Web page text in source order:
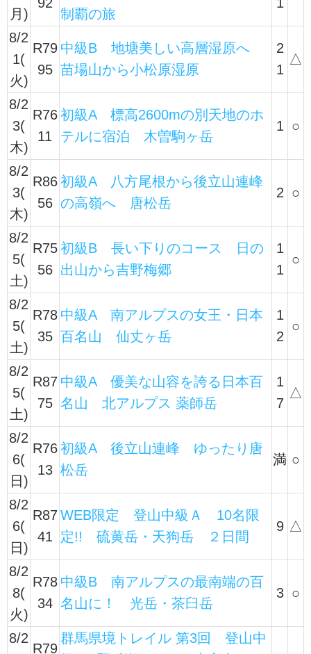
月)
制覇の旅
8/2
1(
火)
R79
95
中級B 地塘美しい高層湿原へ
苗場山から小松原湿原
2
1
△
8/2
3(
木)
R76
11
初級A 標高2600mの別天地のホ
テルに宿泊 木曽駒ヶ岳
1 ○
8/2
3(
木)
R86
56
初級A 八方尾根から後立山連峰
の高嶺へ 唐松岳
2 ○
8/2
5(
土)
R75
56
初級B 長い下りのコース 日の
出山から吉野梅郷
1
1
○
8/2
5(
土)
R78
35
中級A 南アルプスの女王・日本
百名山 仙丈ヶ岳
1
2
○
8/2
5(
土)
R87
75
中級A 優美な山容を誇る日本百
名山 北アルプス 薬師岳
1
7
△
8/2
6(
日)
R76
13
初級A 後立山連峰 ゆったり唐
松岳
満 ○
8/2
6(
日)
R87
41
WEB限定 登山中級Ａ 10名限
定!! 硫黄岳・天狗岳 ２日間
9 △
8/2
8(
火)
R78
34
中級B 南アルプスの最南端の百
名山に！ 光岳・茶臼岳
3 ○
8/2
R79
群馬県境トレイル 第3回 登山中